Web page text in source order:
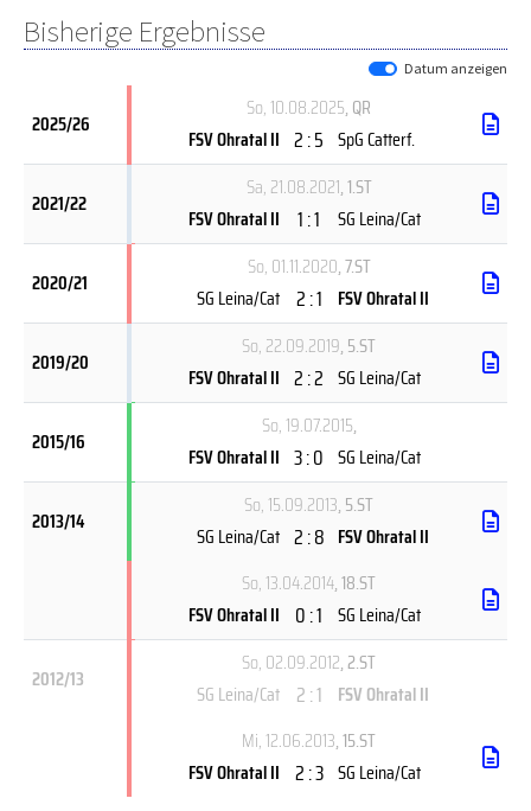
Bisherige Ergebnisse
Datum anzeigen
2025/26
So, 10.08.2025, QR
FSV Ohratal II 2 : 5 SpG Catterf.
2021/22
Sa, 21.08.2021, 1.ST
FSV Ohratal II
1 : 1 SG Leina/Cat
2020/21
So, 01.11.2020, 7.ST
SG Leina/Cat 2 : 1 FSV Ohratal II
2019/20
So, 22.09.2019, 5.ST
FSV Ohratal II 2 : 2 SG Leina/Cat
2015/16
So, 19.07.2015,
FSV Ohratal II 3 : 0 SG Leina/Cat
2013/14
So, 15.09.2013, 5.ST
SG Leina/Cat 2 : 8 FSV Ohratal II
So, 13.04.2014, 18.ST
FSV Ohratal II 0 : 1 SG Leina/Cat
2012/13
So, 02.09.2012, 2.ST
SG Leina/Cat 2 : 1 FSV Ohratal II
Mi, 12.06.2013, 15.ST
FSV Ohratal II 2 : 3 SG Leina/Cat